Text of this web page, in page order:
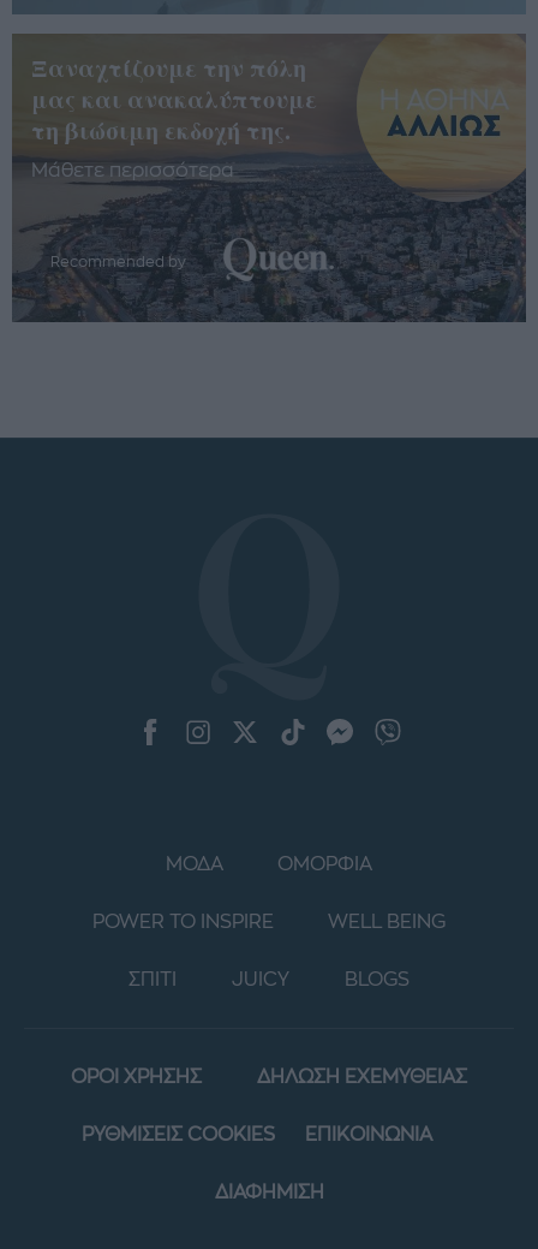
Ξαναχτίζουμε την πόλη
μας και ανακαλύπτουμε
τη βιώσιμη εκδοχή της.
Μάθετε περισσότερα
Recommended by
ΜΟΔΑ ΟΜΟΡΦΙΑ
POWER TO INSPIRE WELL BEING
ΣΠΙΤΙ JUICY BLOGS
ΟΡΟΙ ΧΡΗΣΗΣ ΔΗΛΩΣΗ ΕΧΕΜΥΘΕΙΑΣ
ΡΥΘΜΙΣΕΙΣ COOKIES ΕΠΙΚΟΙΝΩΝΙΑ
ΔΙΑΦΗΜΙΣΗ